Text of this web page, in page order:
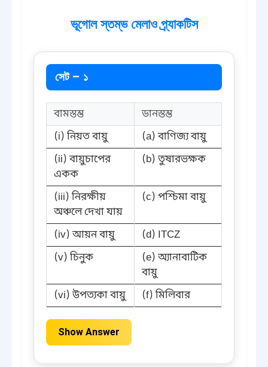
ভূগোল স্তম্ভ মেলাও প্র্যাকটিস
সেট – ১
বামস্তম্ভ
ডানস্তম্ভ
(i) নিয়ত বায়ু
(a) বাণিজ্য বায়ু
(ii) বায়ুচাপের
একক
(b) তুষারভক্ষক
(iii) নিরক্ষীয়
অঞ্চলে দেখা যায়
(c) পশ্চিমা বায়ু
(iv) আয়ন বায়ু
(d) ITCZ
(v) চিনুক
(e) অ্যানাবাটিক
বায়ু
(vi) উপত্যকা বায়ু
(f) মিলিবার
Show Answer